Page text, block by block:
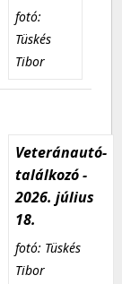
fotó:
Tüskés
Tibor
Veteránautó-
találkozó -
2026. július
18.
fotó: Tüskés
Tibor